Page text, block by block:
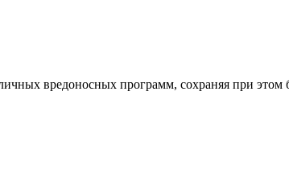
вредоносных программ, сохраняя при этом